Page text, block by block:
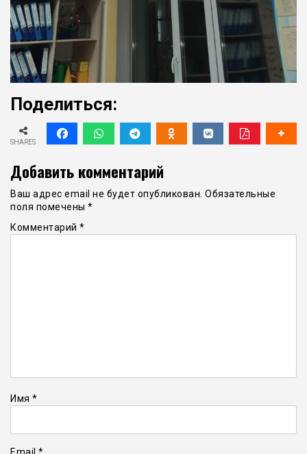
Поделиться:
SHARES
Добавить комментарий
Ваш адрес email не будет опубликован. Обязательные
поля помечены *
Комментарий *
Имя *
Email *